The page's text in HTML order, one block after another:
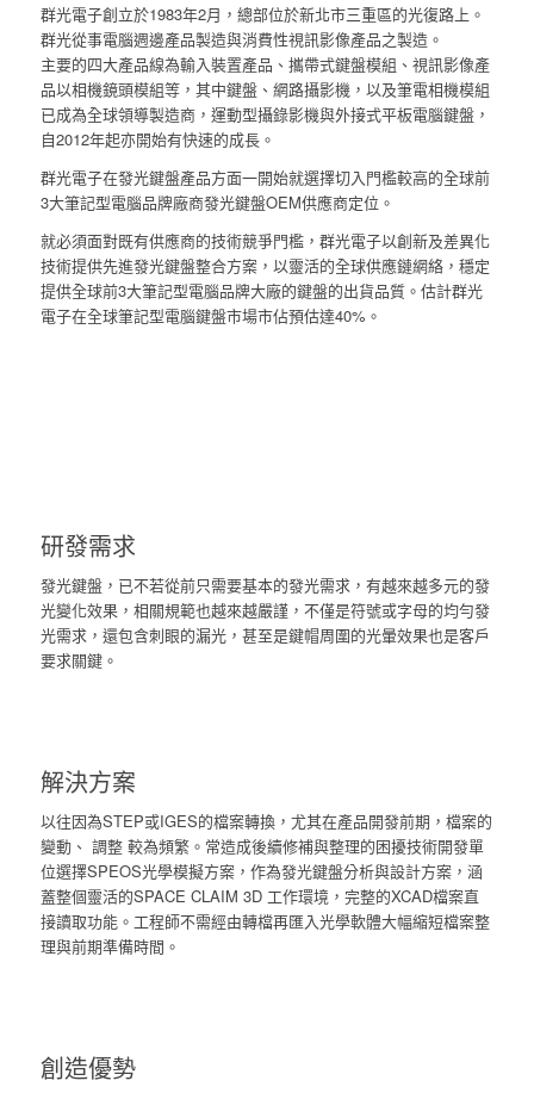
群光電子創立於1983年2月，總部位於新北市三重區的光復路上。
群光從事電腦週邊產品製造與消費性視訊影像產品之製造。
主要的四大產品線為輸入裝置產品、攜帶式鍵盤模組、視訊影像產
品以相機鏡頭模組等，其中鍵盤、網路攝影機，以及筆電相機模組
已成為全球領導製造商，運動型攝錄影機與外接式平板電腦鍵盤，
自2012年起亦開始有快速的成長。
群光電子在發光鍵盤產品方面一開始就選擇切入門檻較高的全球前
3大筆記型電腦品牌廠商發光鍵盤OEM供應商定位。
就必須面對既有供應商的技術競爭門檻，群光電子以創新及差異化
技術提供先進發光鍵盤整合方案，以靈活的全球供應鏈網絡，穩定
提供全球前3大筆記型電腦品牌大廠的鍵盤的出貨品質。估計群光
電子在全球筆記型電腦鍵盤市場市佔預估達40%。
研發需求
發光鍵盤，已不若從前只需要基本的發光需求，有越來越多元的發
光變化效果，相關規範也越來越嚴謹，不僅是符號或字母的均勻發
光需求，還包含刺眼的漏光，甚至是鍵帽周圍的光暈效果也是客戶
要求關鍵。
解決方案
以往因為STEP或IGES的檔案轉換，尤其在產品開發前期，檔案的
變動、 調整 較為頻繁。常造成後續修補與整理的困擾技術開發單
位選擇SPEOS光學模擬方案，作為發光鍵盤分析與設計方案，涵
蓋整個靈活的SPACE CLAIM 3D 工作環境，完整的XCAD檔案直
接讀取功能。工程師不需經由轉檔再匯入光學軟體大幅縮短檔案整
理與前期準備時間。
創造優勢